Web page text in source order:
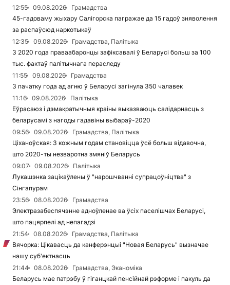
12:55
09.08.2026
Грамадства
45-гадоваму жыхару Салігорска пагражае да 15 гадоў зняволення
за распаўсюд наркотыкаў
12:35
09.08.2026
Грамадства, Палітыка
З 2020 года праваабаронцы зафіксавалі ў Беларусі больш за 100
тыс. фактаў палітычнага пераследу
11:55
09.08.2026
Грамадства
З пачатку года ад агню ў Беларусі загінула 350 чалавек
11:16
09.08.2026
Палітыка
Еўрасаюз і дэмакратычныя краіны выказваюць салідарнасць з
беларусамі з нагоды гадавіны выбараў-2020
09:56
09.08.2026
Грамадства, Палітыка
Ціханоўская: З кожным годам становіцца ўсё больш відавочна,
што 2020-ты незваротна змяніў Беларусь
09:07
09.08.2026
Палітыка
Лукашэнка зацікаўлены ў "нарошчванні супрацоўніцтва" з
Сінгапурам
23:56
08.08.2026
Грамадства
Электразабеспячэнне адноўленае ва ўсіх паселішчах Беларусі,
што пацярпелі ад непагадзі
21:54
08.08.2026
Грамадства, Палітыка
Вячорка: Цікавасць да канферэнцыі "Новая Беларусь" вызначае
нашу суб'ектнасць
21:44
08.08.2026
Грамадства, Эканоміка
Беларусь мае патрэбу ў гіганцкай пенсійнай рэформе і пакуль да